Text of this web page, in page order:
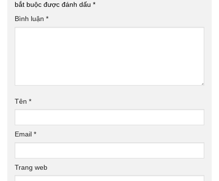
bắt buộc được đánh dấu *
Bình luận *
Tên *
Email *
Trang web